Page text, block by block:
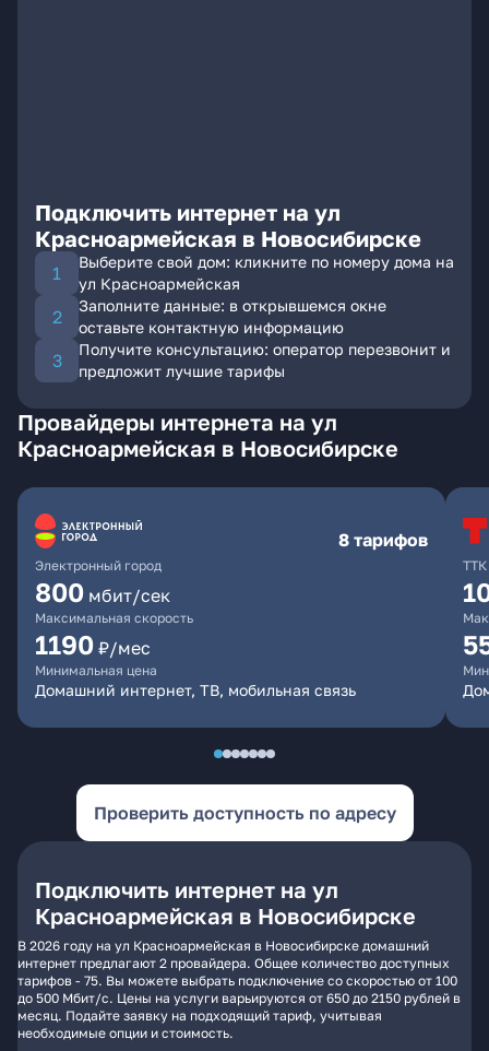
Подключить интернет на ул
Красноармейская в Новосибирске
Выберите свой дом: кликните по номеру дома на
ул Красноармейская
Заполните данные: в открывшемся окне
оставьте контактную информацию
Получите консультацию: оператор перезвонит и
предложит лучшие тарифы
Провайдеры интернета на ул
Красноармейская в Новосибирске
Электронный город
8 тарифов
800 мбит/сек
Максимальная скорость
1190 ₽/мес
Минимальная цена
Домашний интернет, ТВ, мобильная связь
ТТК
Проверить доступность по адресу
Подключить интернет на ул
Красноармейская в Новосибирске
В 2026 году на ул Красноармейская в Новосибирске домашний
интернет предлагают 2 провайдера. Общее количество доступных
тарифов - 75. Вы можете выбрать подключение со скоростью от 100
до 500 Мбит/с. Цены на услуги варьируются от 650 до 2150 рублей в
месяц. Подайте заявку на подходящий тариф, учитывая
необходимые опции и стоимость.